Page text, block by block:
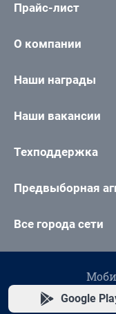
Прайс-лист
О компании
Наши награды
Наши вакансии
Техподдержка
Предвыборная
Все города сети
Google